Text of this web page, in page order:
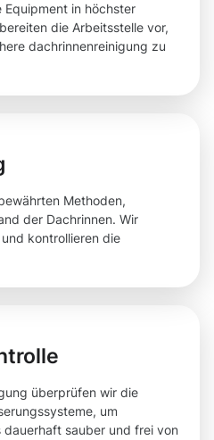
in höchster
die Arbeitsstelle vor,
dachrinnenreinigung zu
Methoden,
der Dachrinnen. Wir
kontrollieren die
überprüfen wir die
um
dauerhaft sauber und frei von